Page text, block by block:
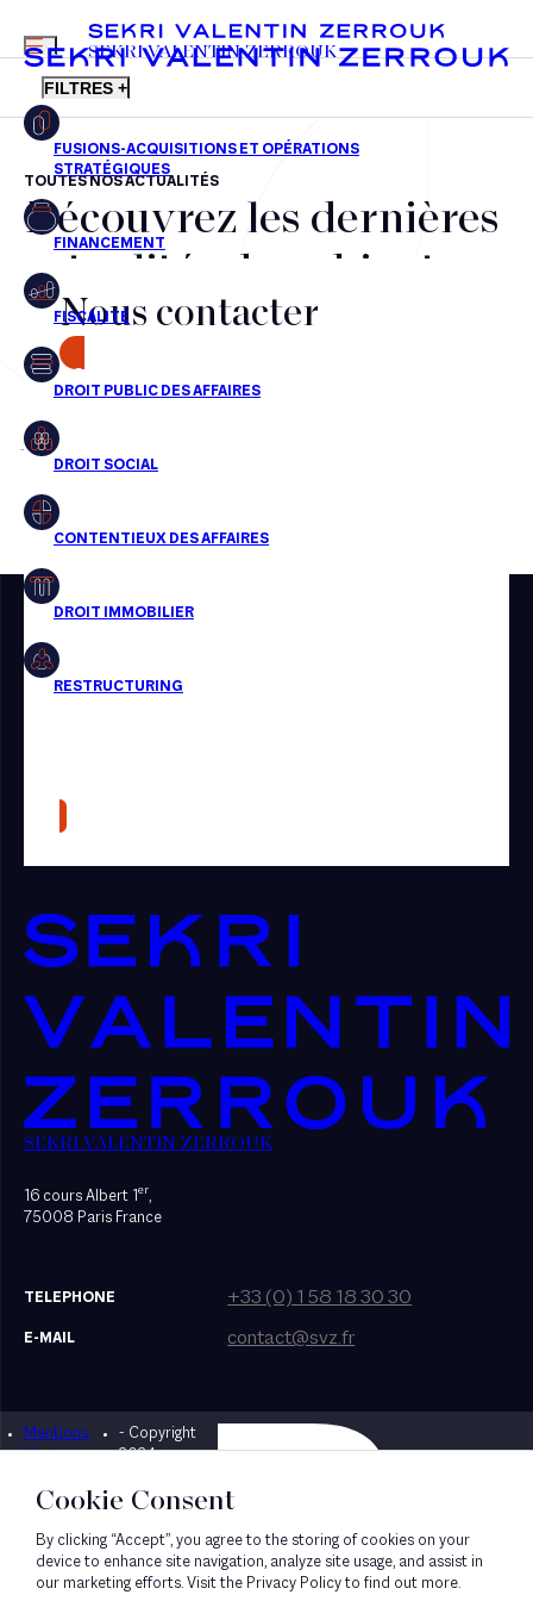
FR EN
MENU
SEKRI VALENTIN ZERROUK
FILTRES +
Fusions-acquisitions et opérations stratégiques
Financement
Fiscalité
Droit public des affaires
Droit social
Droit immobilier
Restructuring
Presse
TOUTES NOS ACTUALITÉS
Découvrez les dernières
actualités du cabinet,
nos récompenses et nos
transactions, jour après
jour
Aucun résultats pour cette recherche
Nous contacter
SEKRI VALENTIN ZERROUK
16 cours Albert 1er,
75008 Paris France
TELEPHONE +33 (0) 1 58 18 30 30
E-MAIL contact@svz.fr
Mentions
légales
- Copyright
2024
Designed by Bonhomme
Cookie Consent
By clicking “Accept”, you agree to the storing of cookies on your
device to enhance site navigation, analyze site usage, and assist in
our marketing efforts. Visit the Privacy Policy to find out more.